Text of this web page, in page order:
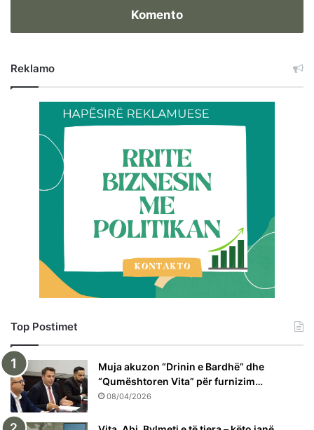
Komento
Reklamo
Top Postimet
Muja akuzon “Drinin e Bardhë” dhe
“Qumështoren Vita” për furnizim…
08/04/2026